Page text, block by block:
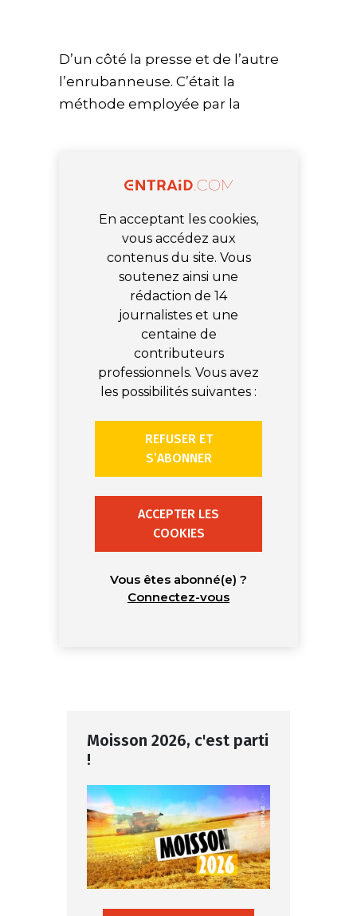
D’un côté la presse et de l’autre
l’enrubanneuse. C’était la
méthode employée par la
En acceptant les cookies,
vous accédez aux
contenus du site. Vous
soutenez ainsi une
rédaction de 14
journalistes et une
centaine de
contributeurs
professionnels. Vous avez
les possibilités suivantes :
REFUSER ET
S’ABONNER
ACCEPTER LES
COOKIES
Vous êtes abonné(e) ?
Connectez-vous
Moisson 2026, c'est parti
!